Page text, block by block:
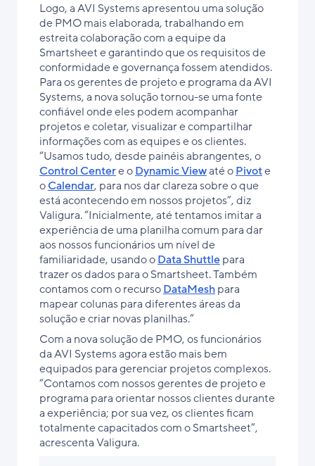
Logo, a AVI Systems apresentou uma solução
de PMO mais elaborada, trabalhando em
estreita colaboração com a equipe da
Smartsheet e garantindo que os requisitos de
conformidade e governança fossem atendidos.
Para os gerentes de projeto e programa da AVI
Systems, a nova solução tornou-se uma fonte
confiável onde eles podem acompanhar
projetos e coletar, visualizar e compartilhar
informações com as equipes e os clientes.
“Usamos tudo, desde painéis abrangentes, o
Control Centere oDynamic Viewaté oPivote
oCalendar, para nos dar clareza sobre o que
está acontecendo em nossos projetos”, diz
Valigura. “Inicialmente, até tentamos imitar a
experiência de uma planilha comum para dar
aos nossos funcionários um nível de
familiaridade, usando oData Shuttlepara
trazer os dados para o Smartsheet. Também
contamos com o recursoDataMeshpara
mapear colunas para diferentes áreas da
solução e criar novas planilhas.”
Com a nova solução de PMO, os funcionários
da AVI Systems agora estão mais bem
equipados para gerenciar projetos complexos.
“Contamos com nossos gerentes de projeto e
programa para orientar nossos clientes durante
a experiência; por sua vez, os clientes ficam
totalmente capacitados com o Smartsheet”,
acrescenta Valigura.